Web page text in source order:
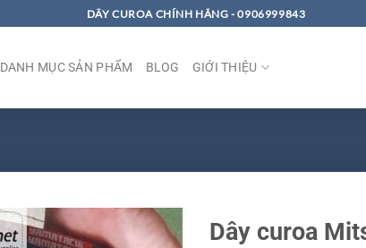
DÂY CUROA CHÍNH HÃNG - 0906999843
DANH MỤC SẢN PHẨM BLOG GIỚI THIỆU
Dây curoa